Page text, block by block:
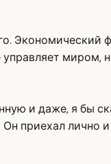
миром,
и даже, я бы
приехал лично